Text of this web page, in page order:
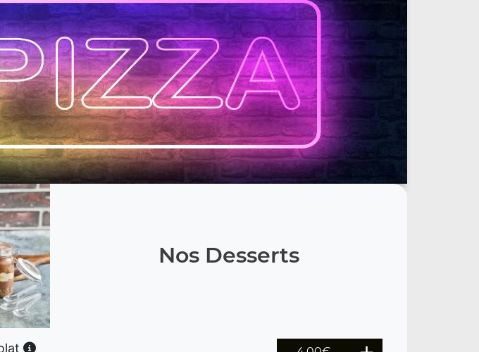
Nos Desserts